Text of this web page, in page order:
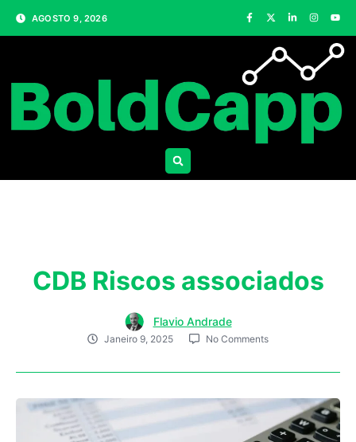
AGOSTO 9, 2026
CDB Riscos associados
Flavio Andrade
Janeiro 9, 2025 No Comments